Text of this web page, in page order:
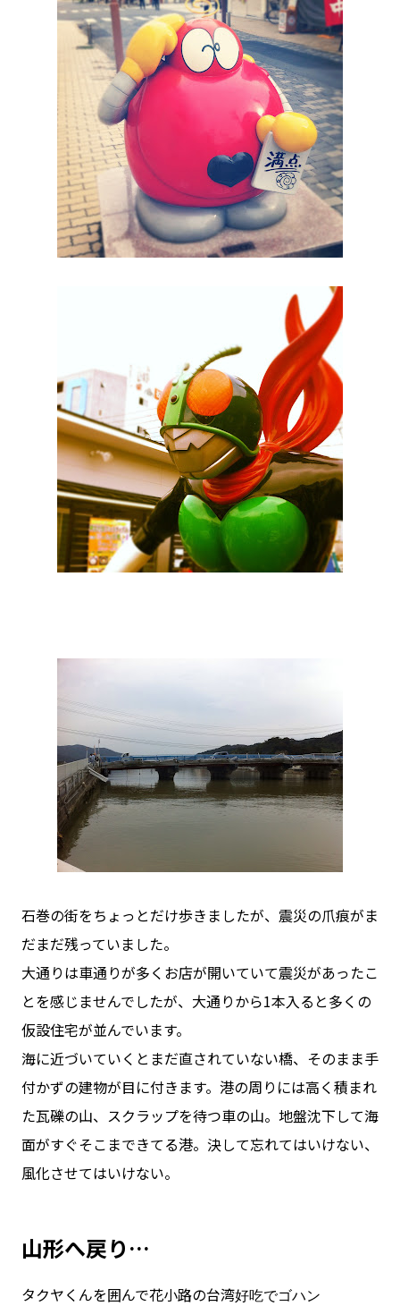
石巻の街をちょっとだけ歩きましたが、震災の爪痕がま
だまだ残っていました。
大通りは車通りが多くお店が開いていて震災があったこ
とを感じませんでしたが、大通りから1本入ると多くの
仮設住宅が並んでいます。
海に近づいていくとまだ直されていない橋、そのまま手
付かずの建物が目に付きます。港の周りには高く積まれ
た瓦礫の山、スクラップを待つ車の山。地盤沈下して海
面がすぐそこまできてる港。決して忘れてはいけない、
風化させてはいけない。
山形へ戻り…
タクヤくんを囲んで花小路の台湾好吃でゴハン